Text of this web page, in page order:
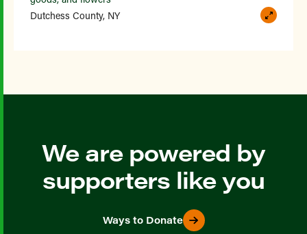
Dutchess County, NY
We are powered by
supporters like you
Ways to Donate